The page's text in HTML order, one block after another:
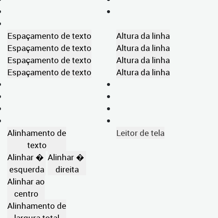
Espaçamento de texto
Espaçamento de texto
Espaçamento de texto
Espaçamento de texto
Altura da linha
Altura da linha
Altura da linha
Altura da linha
Alinhamento de
texto
Alinhar �
esquerda
Alinhar �
direita
Alinhar ao
centro
Alinhamento de
Leitor de tela